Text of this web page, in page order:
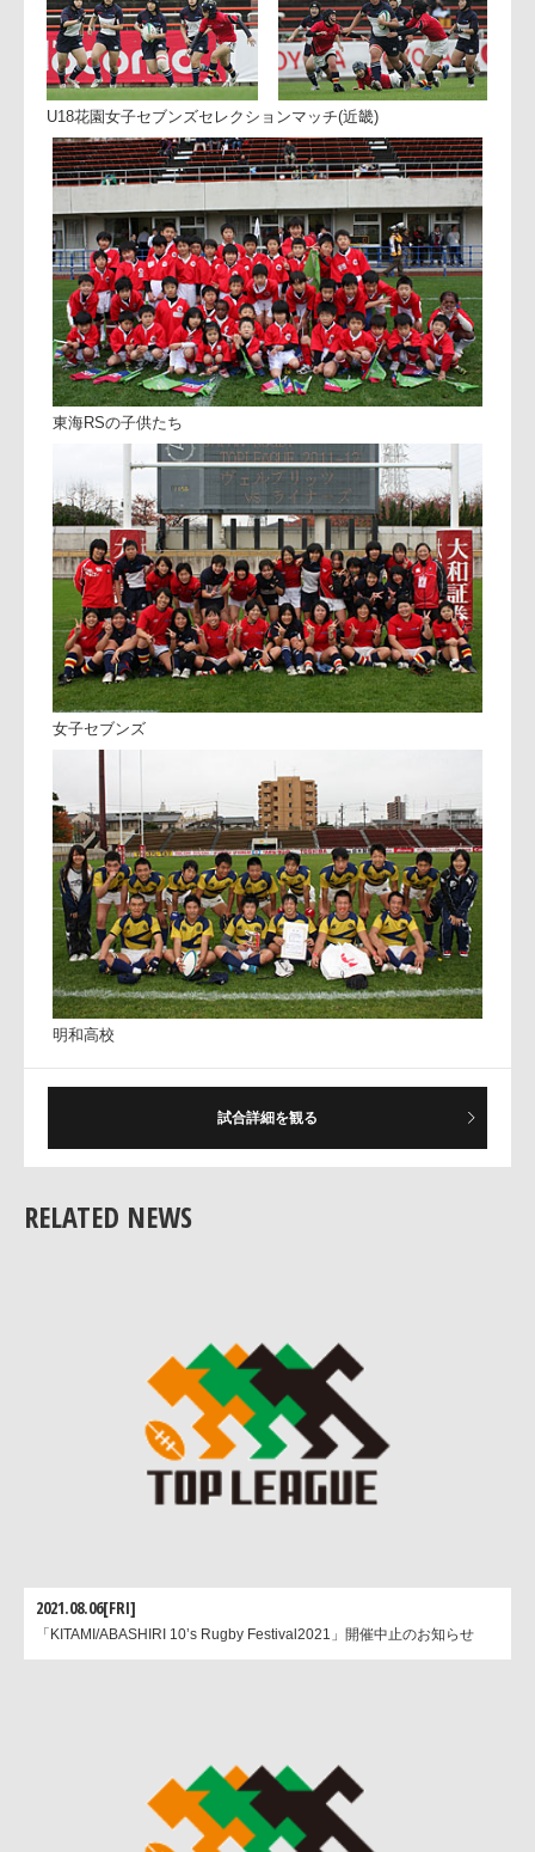
「戦術を変えざるを得なかった。キックオプションの中で彼
は重要。後半の戦い方が難しくなってしまいました」
名古屋市内県立高校ラグビー大会決勝
U18花園女子セブンズセレクションマッチ(近畿)
東海RSの子供たち
女子セブンズ
試合詳細を観る
RELATED NEWS
2021.08.06[FRI]
「KITAMI/ABASHIRI 10’s Rugby Festival2021」開催中止のお知らせ